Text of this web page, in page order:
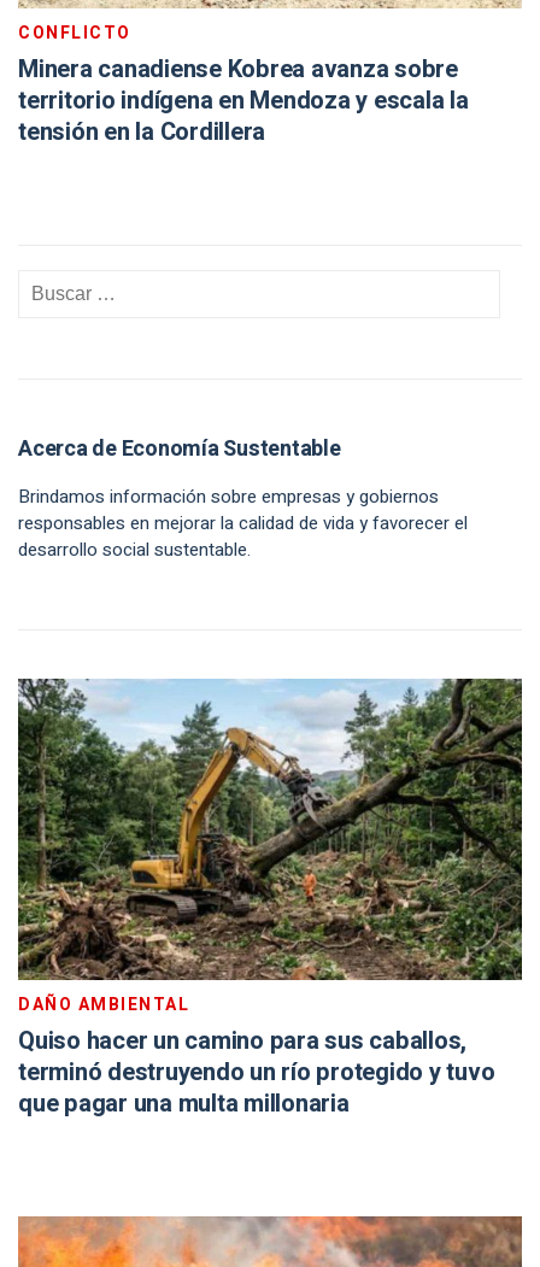
CONFLICTO
Minera canadiense Kobrea avanza sobre
territorio indígena en Mendoza y escala la
tensión en la Cordillera
Acerca de Economía Sustentable
Brindamos información sobre empresas y gobiernos
responsables en mejorar la calidad de vida y favorecer el
desarrollo social sustentable.
DAÑO AMBIENTAL
Quiso hacer un camino para sus caballos,
terminó destruyendo un río protegido y tuvo
que pagar una multa millonaria